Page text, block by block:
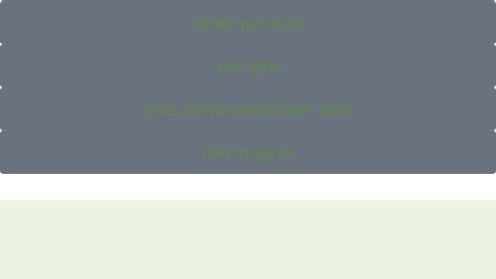
פיקוח וייעוץ כשרותי
מחקר תורני
מחקר יישומי במצוות התלויות בארץ
ימי עיון והרצאות